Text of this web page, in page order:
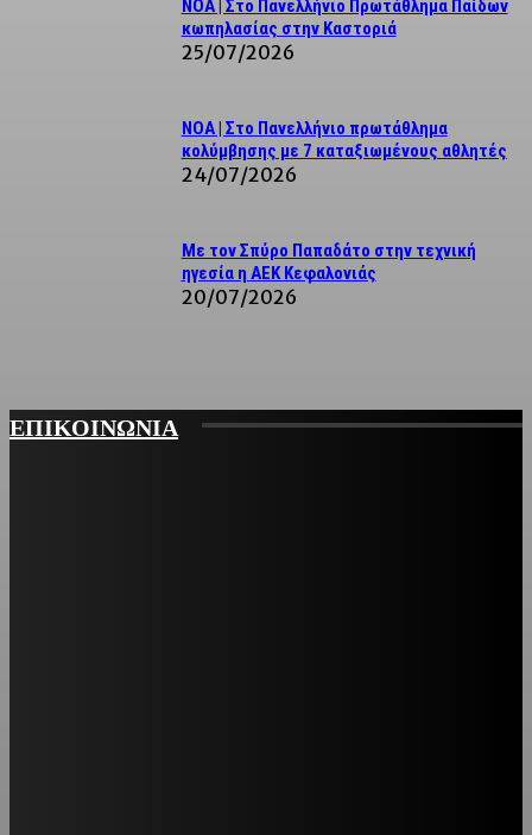
NOA | Στο Πανελλήνιο Πρωτάθλημα Παίδων
κωπηλασίας στην Καστοριά
25/07/2026
ΝΟΑ | Στο Πανελλήνιο πρωτάθλημα
κολύμβησης με 7 καταξιωμένους αθλητές
24/07/2026
Με τον Σπύρο Παπαδάτο στην τεχνική
ηγεσία η ΑΕΚ Κεφαλονιάς
20/07/2026
ΕΠΙΚΟΙΝΩΝΙΑ